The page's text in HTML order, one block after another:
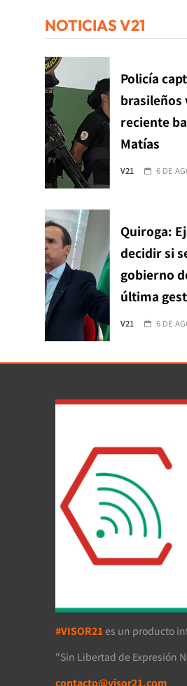
NOTICIAS V21
Policía
brasileños
reciente
Matías
V21 6 DE
Quiroga:
decidir si
gobierno
última
V21 6 DE
#VISOR21 es un producto
"Sin Libertad de Expresión
contacto@visor21.com